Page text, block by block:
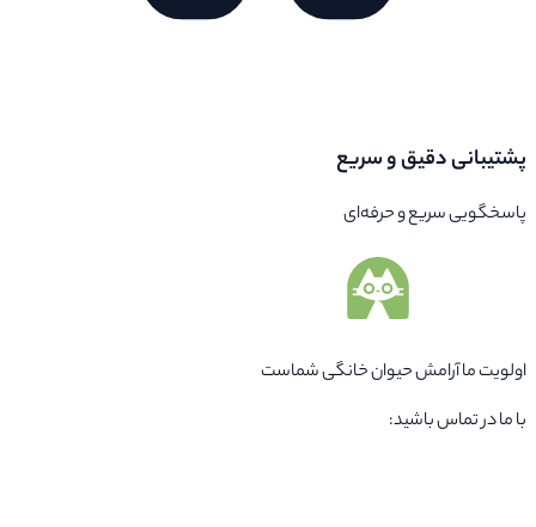
پشتیبانی دقیق و سریع
پاسخگویی سریع و حرفه‌ای
اولویت ما آرامش حیوان خانگی شماست
با ما در تماس باشید: